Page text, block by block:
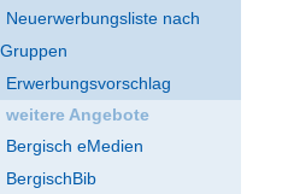
Neuerwerbungsliste nach
Gruppen
Erwerbungsvorschlag
weitere Angebote
Bergisch eMedien
BergischBib